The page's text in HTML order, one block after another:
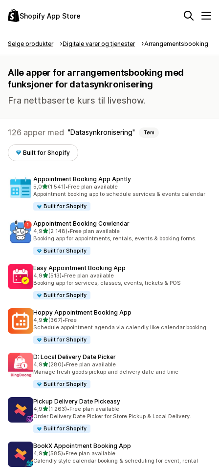
Shopify App Store
Selge produkter Digitale varer og tjenester Arrangementsbooking
Alle apper for arrangementsbooking med
funksjoner for datasynkronisering
Fra nettbaserte kurs til liveshow.
126 apper med Datasynkronisering Tøm
Built for Shopify
Appointment Booking App Apntly
5,0av 5 stjerner
(1 541)
Totalt 1541 omtaler
•Free plan available
Appointment booking app to schedule services & events calendar
Built for Shopify
Appointment Booking Cowlendar
4,9av 5 stjerner
(2 148)
Totalt 2148 omtaler
•Free plan available
Booking app for appointments, rentals, events & booking forms.
Built for Shopify
Easy Appointment Booking App
4,9av 5 stjerner
(513)
Totalt 513 omtaler
•Free plan available
Booking app for services, classes, events, tickets & POS
Built for Shopify
Hoppy Appointment Booking App
4,9av 5 stjerner
(367)
Totalt 367 omtaler
•Free
Schedule appointment agenda via calendly like calendar booking
Built for Shopify
D: Local Delivery Date Picker
4,9av 5 stjerner
(280)
Totalt 280 omtaler
•Free plan available
Manage fresh goods pickup and delivery date and time
Built for Shopify
Pickup Delivery Date Pickeasy
4,9av 5 stjerner
(1 263)
Totalt 1263 omtaler
•Free plan available
Order Delivery Date Picker for Store Pickup & Local Delivery.
Built for Shopify
BookX Appointment Booking App
4,9av 5 stjerner
(585)
Totalt 585 omtaler
•Free plan available
Calendly style calendar booking & scheduling for event, rental